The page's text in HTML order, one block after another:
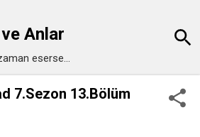
Anlar
eserse...
7.Sezon 13.Bölüm